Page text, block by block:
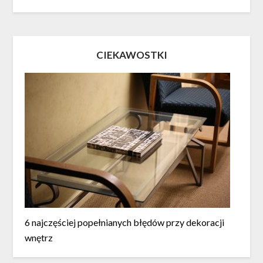
CIEKAWOSTKI
6 najczęściej popełnianych błędów przy dekoracji
wnętrz